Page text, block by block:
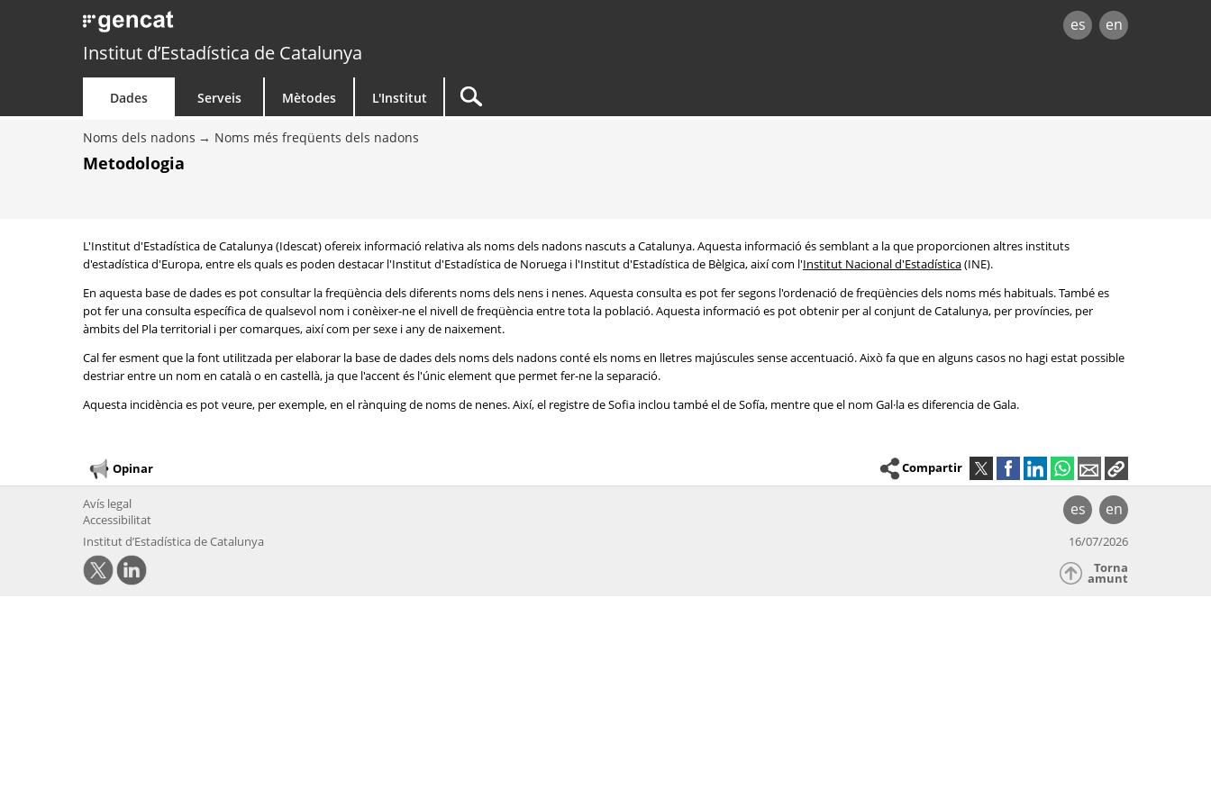
es en
Institut d’Estadística de Catalunya
Dades Serveis Mètodes L'Institut
Noms dels nadons Noms més freqüents dels nadons
Metodologia
L'Institut d'Estadística de Catalunya (Idescat) ofereix informació relativa als noms dels nadons nascuts a Catalunya. Aquesta informació és semblant a la que proporcionen altres instituts
d'estadística d'Europa, entre els quals es poden destacar l'Institut d'Estadística de Noruega i l'Institut d'Estadística de Bèlgica, així com l'Institut Nacional d'Estadística(INE).
En aquesta base de dades es pot consultar la freqüència dels diferents noms dels nens i nenes. Aquesta consulta es pot fer segons l'ordenació de freqüències dels noms més habituals. També es
pot fer una consulta específica de qualsevol nom i conèixer-ne el nivell de freqüència entre tota la població. Aquesta informació es pot obtenir per al conjunt de Catalunya, per províncies, per
àmbits del Pla territorial i per comarques, així com per sexe i any de naixement.
Cal fer esment que la font utilitzada per elaborar la base de dades dels noms dels nadons conté els noms en lletres majúscules sense accentuació. Això fa que en alguns casos no hagi estat possible
destriar entre un nom en català o en castellà, ja que l'accent és l'únic element que permet fer-ne la separació.
Aquesta incidència es pot veure, per exemple, en el rànquing de noms de nenes. Així, el registre de Sofia inclou també el de Sofía, mentre que el nom Gal·la es diferencia de Gala.
Opinar Compartir
es en
Avís legal
Accessibilitat
Institut d’Estadística de Catalunya
16/07/2026
Torna
amunt